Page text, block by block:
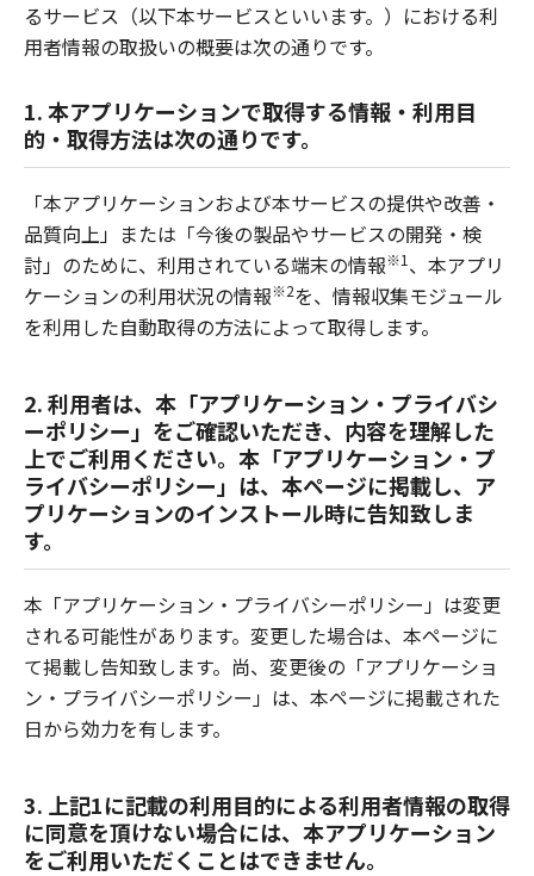
るサービス（以下本サービスといいます。）における利
用者情報の取扱いの概要は次の通りです。
1. 本アプリケーションで取得する情報・利用目
的・取得方法は次の通りです。
「本アプリケーションおよび本サービスの提供や改善・
品質向上」または「今後の製品やサービスの開発・検
討」のために、利用されている端末の情報※1 、本アプリ
ケーションの利用状況の情報※2を、情報収集モジュール
を利用した自動取得の方法によって取得します。
2. 利用者は、本「アプリケーション・プライバシ
ーポリシー」をご確認いただき、内容を理解した
上でご利用ください。本「アプリケーション・プ
ライバシーポリシー」は、本ページに掲載し、ア
プリケーションのインストール時に告知致しま
す。
本「アプリケーション・プライバシーポリシー」は変更
される可能性があります。変更した場合は、本ページに
て掲載し告知致します。尚、変更後の「アプリケーショ
ン・プライバシーポリシー」は、本ページに掲載された
日から効力を有します。
3. 上記1に記載の利用目的による利用者情報の取得
に同意を頂けない場合には、本アプリケーション
をご利用いただくことはできません。